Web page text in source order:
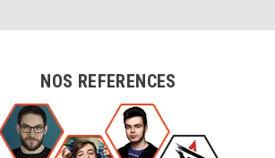
NOS REFERENCES